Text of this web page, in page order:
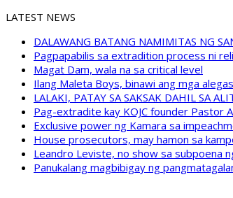
LATEST NEWS
DALAWANG BATANG NAMIMITAS NG
Pagpapabilis sa extradition process ni
Magat Dam, wala na sa critical level
Ilang Maleta Boys, binawi ang mga
LALAKI, PATAY SA SAKSAK DAHIL SA
Pag-extradite kay KOJC founder Pastor
Exclusive power ng Kamara sa
House prosecutors, may hamon sa
Leandro Leviste, no show sa subpoena
Panukalang magbibigay ng